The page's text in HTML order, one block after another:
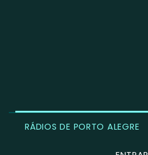
RÁDIOS DE PORTO ALEGRE